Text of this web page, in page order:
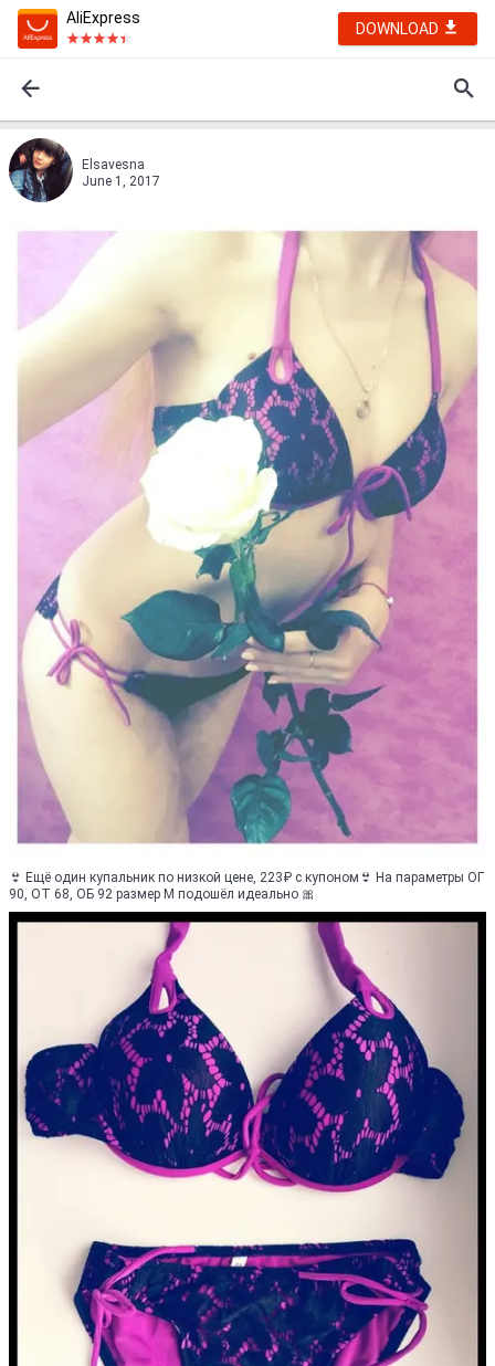
AliExpress
DOWNLOAD
Elsavesna
June 1, 2017
👙 Ещё один купальник по низкой цене, 223₽ с купоном👙 На параметры ОГ
90, ОТ 68, ОБ 92 размер М подошёл идеально 🎀